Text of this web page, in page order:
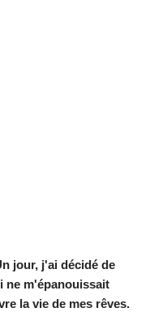
jour, j'ai décidé de
ne m'épanouissait
la vie de mes rêves.